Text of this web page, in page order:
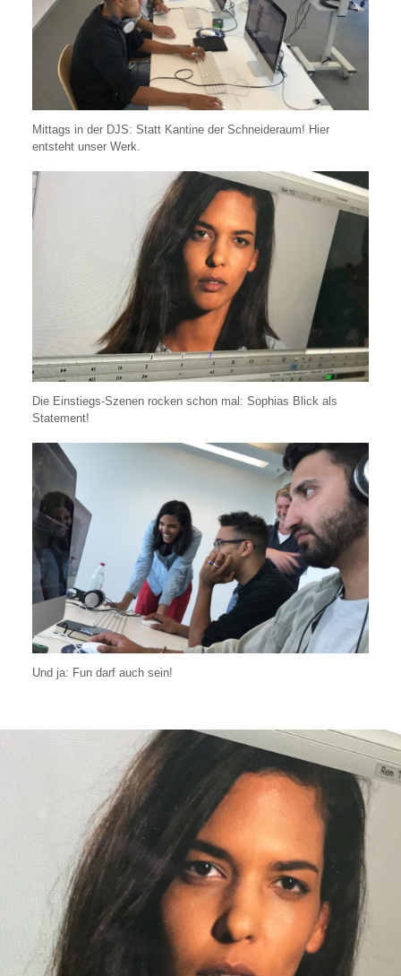
Mittags in der DJS: Statt Kantine der Schneideraum! Hier
entsteht unser Werk.
Die Einstiegs-Szenen rocken schon mal: Sophias Blick als
Statement!
Und ja: Fun darf auch sein!